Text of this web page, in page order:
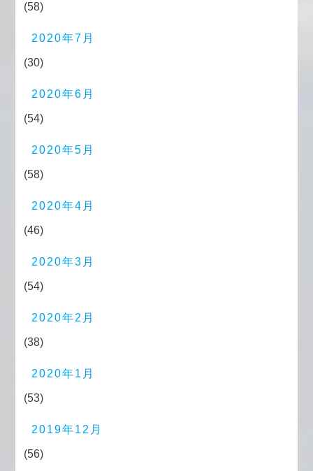
(58)
2020年7月
(30)
2020年6月
(54)
2020年5月
(58)
2020年4月
(46)
2020年3月
(54)
2020年2月
(38)
2020年1月
(53)
2019年12月
(56)